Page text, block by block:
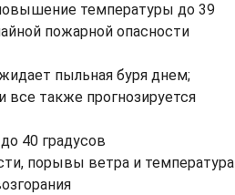
температуры до 39
пожарной опасности
пыльная буря днем;
все также прогнозируется
40 градусов
порывы ветра и температура